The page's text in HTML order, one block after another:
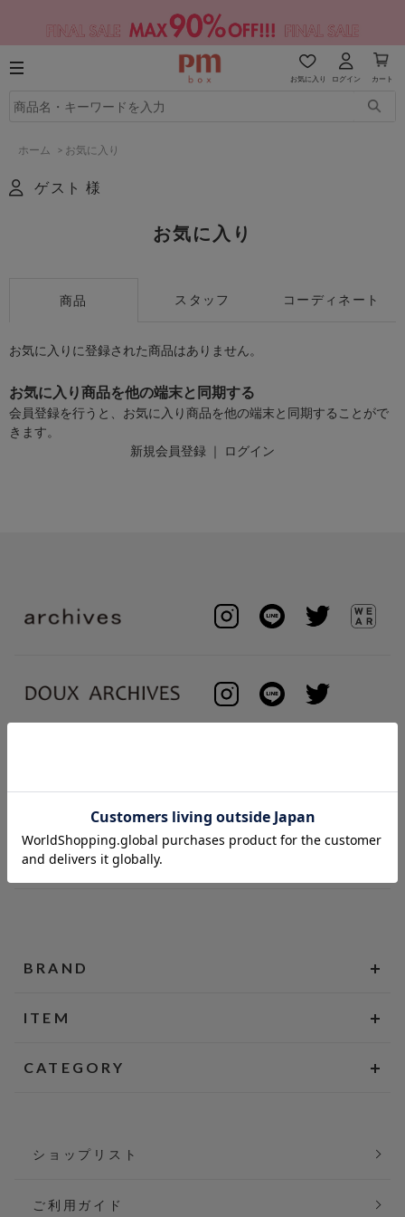
お気に入り ログイン カート
ホーム > お気に入り
ゲスト 様
お気に入り
商品 スタッフ コーディネート
お気に入りに登録された商品はありません。
お気に入り商品を他の端末と同期する
会員登録を行うと、お気に入り商品を他の端末と同期することがで
きます。
新規会員登録 ｜ ログイン
BRAND
ITEM
CATEGORY
ショップリスト
ご利用ガイド